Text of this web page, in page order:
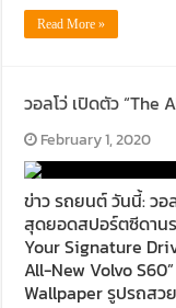
Read More »
วอลโว่ เปิดตัว “The
February 1, 2020
ข่าว รถยนต์ วันนี้: วอ
สุดยอดสปอร์ตซีดาน
Your Signature
All-New Volvo
Wallpaper รูปรถสว